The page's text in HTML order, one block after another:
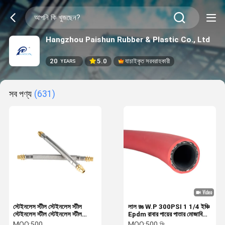
Hangzhou Paishun Rubber & Plastic Co., Ltd
20 YEARS 5.0 যাচাইকৃত সরবরাহকারী
সব পণ্য (631)
স্টেইনলেস স্টীল স্টেইনলেস স্টীল
স্টেইনলেস স্টীল স্টেইনলেস স্টীল
স্টেইনলেস স্টীল স্টীল স্টীল স্টীল স্টীল
লাল রঙ W.P 300PSI 1 1/4 ইঞ্চি
Epdm রাবার পায়ের পাতার মোজাবিশেষ
বায়ু এবং জল বহুমুখী সাধারণ উদ্দেশ্য